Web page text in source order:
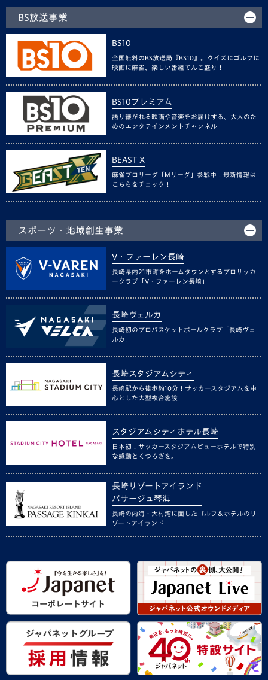
BS放送事業
BS10
全国無料のBS放送局『BS10』。クイズにゴルフに
映画に麻雀、楽しい番組てんこ盛り！
BS10プレミアム
語り継がれる映画や音楽をお届けする、大人のた
めのエンタテインメントチャンネル
BEAST X
麻雀プロリーグ「Mリーグ」参戦中！最新情報は
こちらをチェック！
スポーツ・地域創生事業
V・ファーレン長崎
長崎県内21市町をホームタウンとするプロサッカ
ークラブ「V・ファーレン長崎」
長崎ヴェルカ
長崎初のプロバスケットボールクラブ「長崎ヴェ
ルカ」
長崎スタジアムシティ
長崎駅から徒歩約10分！サッカースタジアムを中
心とした大型複合施設
スタジアムシティホテル長崎
日本初！サッカースタジアムビューホテルで特別
な感動とくつろぎを。
長崎リゾートアイランド
パサージュ琴海
長崎の内海・大村湾に面したゴルフ＆ホテルのリ
ゾートアイランド